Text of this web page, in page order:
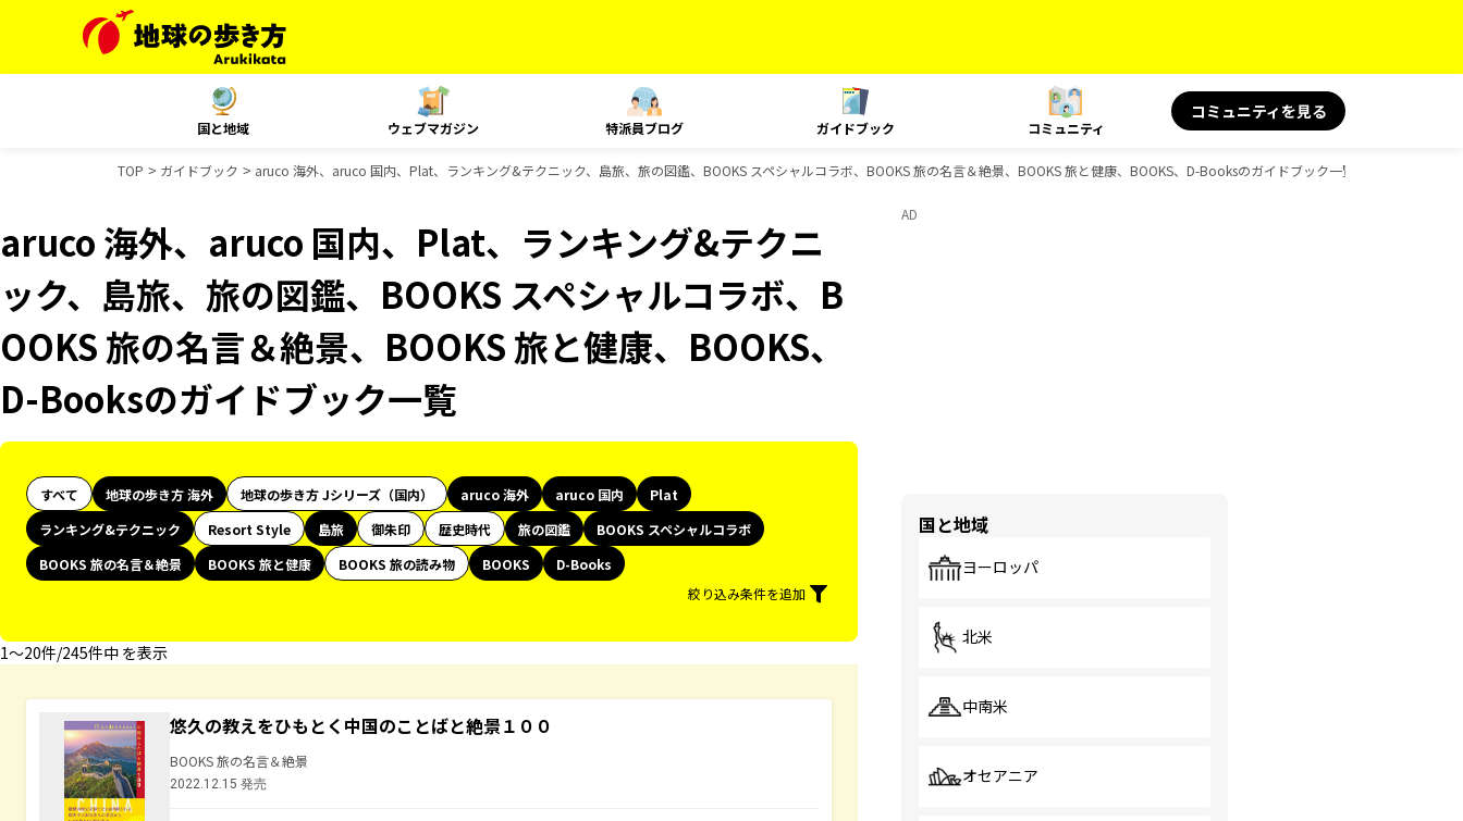
国と地域 ウェブマガジン 特派員ブログ ガイドブック コミュニティ
コミュニティを見る
TOP ガイドブック aruco 海外、aruco 国内、Plat、ランキング&テクニック、島旅、旅の図鑑、BOOKS スペシャルコラボ、BOOKS 旅の名言＆絶景、BOOKS 旅と健康、BOOKS、D-Booksのガイドブック一覧
aruco 海外、aruco 国内、Plat、ランキング&テクニ
ック、島旅、旅の図鑑、BOOKS スペシャルコラボ、B
OOKS 旅の名言＆絶景、BOOKS 旅と健康、BOOKS、
D-Booksのガイドブック一覧
すべて 地球の歩き方 海外 地球の歩き方 Jシリーズ（国内） aruco 海外 aruco 国内
Plat
ランキング&テクニック
Resort Style 島旅 御朱印 歴史時代 旅の図鑑
BOOKS スペシャルコラボ
BOOKS 旅の名言＆絶景
BOOKS 旅と健康 BOOKS 旅の読み物 BOOKS
D-Books
絞り込み条件を追加
1〜20件/245件中 を表示
悠久の教えをひもとく中国のことばと絶景１００
BOOKS 旅の名言＆絶景
2022.12.15 発売
AD
国と地域
ヨーロッパ
北米
中南米
オセアニア